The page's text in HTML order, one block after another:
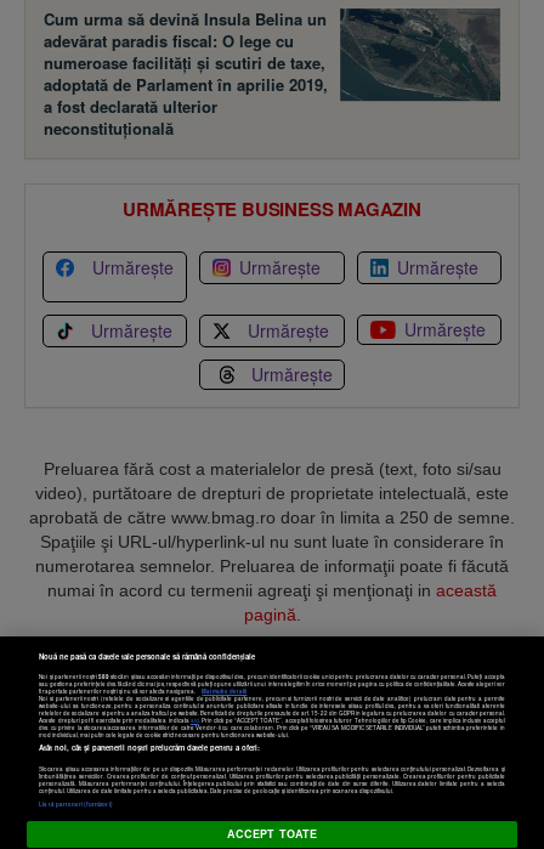
Cum urma să devină Insula Belina un
adevărat paradis fiscal: O lege cu
numeroase facilităţi şi scutiri de taxe,
adoptată de Parlament în aprilie 2019,
a fost declarată ulterior
neconstituţională
URMĂREȘTE BUSINESS MAGAZIN
Urmărește Urmărește Urmărește
Urmărește Urmărește
Urmărește
Urmărește
Preluarea fără cost a materialelor de presă (text, foto si/sau
video), purtătoare de drepturi de proprietate intelectuală, este
aprobată de către www.bmag.ro doar în limita a 250 de semne.
Spaţiile şi URL-ul/hyperlink-ul nu sunt luate în considerare în
numerotarea semnelor. Preluarea de informaţii poate fi făcută
numai în acord cu termenii agreaţi şi menţionaţi in această
pagină
Termeni și condiții Confidențialitate Cookies Contact
Copyright © 2025 BUSINESSMEX S.A.
Setări cookies
Nouă ne pasă ca datele tale personale să rămână confidențiale
Noi și partenerii noștri589stocăm și/sau accesăm informații pe dispozitivul dvs., precum identificatorii cookie unici pentru prelucrarea datelor cu caracter personal. Puteți accepta
sau gestiona preferințele dvs. făcând clic mai jos, respectiv vă puteți opune utilizării unui interes legitim în orice moment pe pagina cu politica de confidențialitate. Aceste alegeri vor
fi raportate partenerilor noștri și nu vă vor afecta navigarea.
Mai multe detalii
Noi si partenerii nostri (retelele de socializare si agentiile de publicitate partenere, precum si furnizorii nostri de servicii de date analitice) prelucram date pentru a permite
website-ului sa functioneze, pentru a personaliza continutul si anunturile publicitare afisate in functie de interesele si/sau profilul dvs., pentru a va oferi functionalitati aferente
retelelor de socializare si pentru a analiza traficul pe website. Beneficiati de drepturile prevazute de art. 15-22 din GDPR in legatura cu prelucrarea datelor cu caracter personal.
Aceste drepturi pot fi exercitate prin modalitatea indicataaici. Prin click pe “ACCEPT TOATE”, acceptati folosirea tuturor Tehnologiilor de tip Cookie, care implica inclusiv acceptul
dvs. cu privire la stocarea/accesarea informatiilor de catre Vendor-ii cu care colaboram. Prin click pe “VREAU SA MODIFIC SETARILE INDIVIDUAL” puteti schimba preferintele in
mod individual, mai putin cele legate de cookie strict necesare pentru functionarea website-ului.
Atât noi, cât și partenerii noștri prelucrăm datele pentru a oferi:
Stocarea și/sau accesarea informațiilor de pe un dispozitiv. Măsurarea performanței reclamelor. Utilizarea profilurilor pentru selectarea conținutului personalizat. Dezvoltarea și
îmbunătățirea serviciilor. Crearea profilurilor de conținut personalizat. Utilizarea profilurilor pentru selectarea publicității personalizate. Crearea profilurilor pentru publicitate
personalizată. Măsurarea performanței conținutului. Înțelegerea publicului prin statistici sau combinații de date din surse diferite. Utilizarea datelor limitate pentru a selecta
conținutul. Utilizarea de date limitate pentru a selecta publicitatea. Date precise de geolocație și identificarea prin scanarea dispozitivului.
Listă parteneri (furnizori)
ACCEPT TOATE